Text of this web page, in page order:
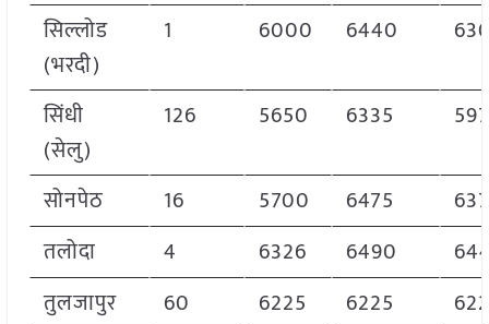
सिल्लोड
(भरदी)
1 6000 6440
सिंधी
(सेलु)
126 5650 6335
सोनपेठ 16 5700 6475
तलोदा
4 6326 6490
तुलजापुर
60 6225 6225